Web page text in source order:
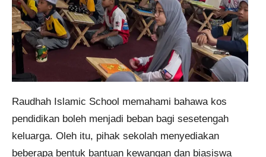
Raudhah Islamic School memahami bahawa kos
pendidikan boleh menjadi beban bagi sesetengah
keluarga. Oleh itu, pihak sekolah menyediakan
beberapa bentuk bantuan kewangan dan biasiswa